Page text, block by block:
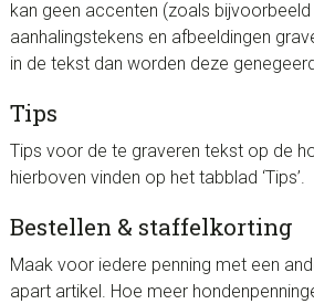
kan geen accenten (zoals bijvoorbeeld
aanhalingstekens en afbeeldingen
in de tekst dan worden deze
Tips
Tips voor de te graveren tekst op de
hierboven vinden op het tabblad ‘Tips’.
Bestellen & staffelkorting
Maak voor iedere penning met een
apart artikel. Hoe meer